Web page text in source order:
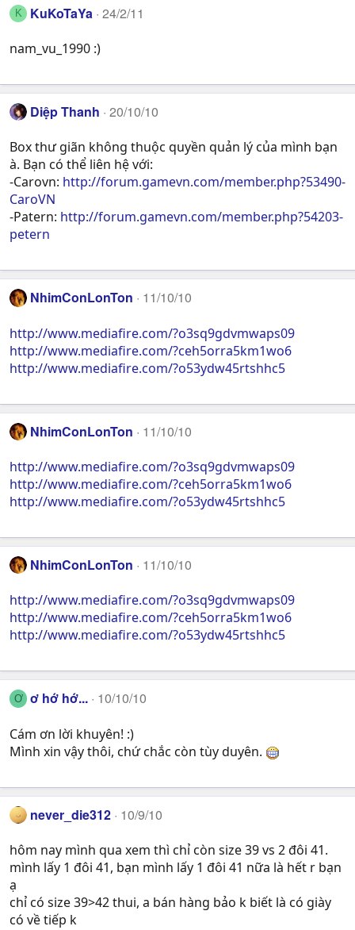
K KuKoTaYa 24/2/11
nam_vu_1990 :)
Diệp Thanh 20/10/10
Box thư giãn không thuộc quyền quản lý của mình bạn
à. Bạn có thể liên hệ với:
-Carovn: http://forum.gamevn.com/member.php?53490-
CaroVN
-Patern: http://forum.gamevn.com/member.php?54203-
petern
NhimConLonTon 11/10/10
http://www.mediafire.com/?o3sq9gdvmwaps09
http://www.mediafire.com/?ceh5orra5km1wo6
http://www.mediafire.com/?o53ydw45rtshhc5
NhimConLonTon 11/10/10
http://www.mediafire.com/?o3sq9gdvmwaps09
http://www.mediafire.com/?ceh5orra5km1wo6
http://www.mediafire.com/?o53ydw45rtshhc5
NhimConLonTon 11/10/10
http://www.mediafire.com/?o3sq9gdvmwaps09
http://www.mediafire.com/?ceh5orra5km1wo6
http://www.mediafire.com/?o53ydw45rtshhc5
Ơ ơ hớ hớ... 10/10/10
Cám ơn lời khuyên! :)
Mình xin vậy thôi, chứ chắc còn tùy duyên.
never_die312 10/9/10
hôm nay mình qua xem thì chỉ còn size 39 vs 2 đôi 41.
mình lấy 1 đôi 41, bạn mình lấy 1 đôi 41 nữa là hết r bạn
ạ
chỉ có size 39>42 thui, a bán hàng bảo k biết là có giày
có về tiếp k